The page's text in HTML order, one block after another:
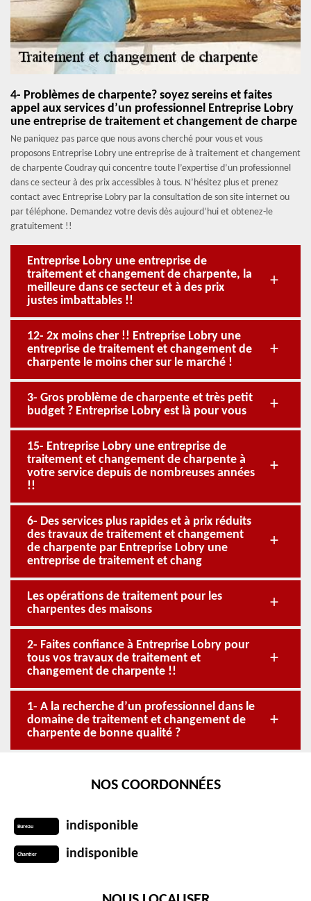
4- Problèmes de charpente? soyez sereins et faites
appel aux services d’un professionnel Entreprise Lobry
une entreprise de traitement et changement de charpe
Ne paniquez pas parce que nous avons cherché pour vous et vous
proposons Entreprise Lobry une entreprise de à traitement et changement
de charpente Coudray qui concentre toute l’expertise d’un professionnel
dans ce secteur à des prix accessibles à tous. N’hésitez plus et prenez
contact avec Entreprise Lobry par la consultation de son site internet ou
par téléphone. Demandez votre devis dès aujourd’hui et obtenez-le
gratuitement !!
Entreprise Lobry une entreprise de
traitement et changement de charpente, la
meilleure dans ce secteur et à des prix
justes imbattables !!
12- 2x moins cher !! Entreprise Lobry une
entreprise de traitement et changement de
charpente le moins cher sur le marché !
3- Gros problème de charpente et très petit
budget ? Entreprise Lobry est là pour vous
15- Entreprise Lobry une entreprise de
traitement et changement de charpente à
votre service depuis de nombreuses années
!!
6- Des services plus rapides et à prix réduits
des travaux de traitement et changement
de charpente par Entreprise Lobry une
entreprise de traitement et chang
Les opérations de traitement pour les
charpentes des maisons
2- Faites confiance à Entreprise Lobry pour
tous vos travaux de traitement et
changement de charpente !!
1- A la recherche d’un professionnel dans le
domaine de traitement et changement de
charpente de bonne qualité ?
NOS COORDONNÉES
Bureau indisponible
Chantier indisponible